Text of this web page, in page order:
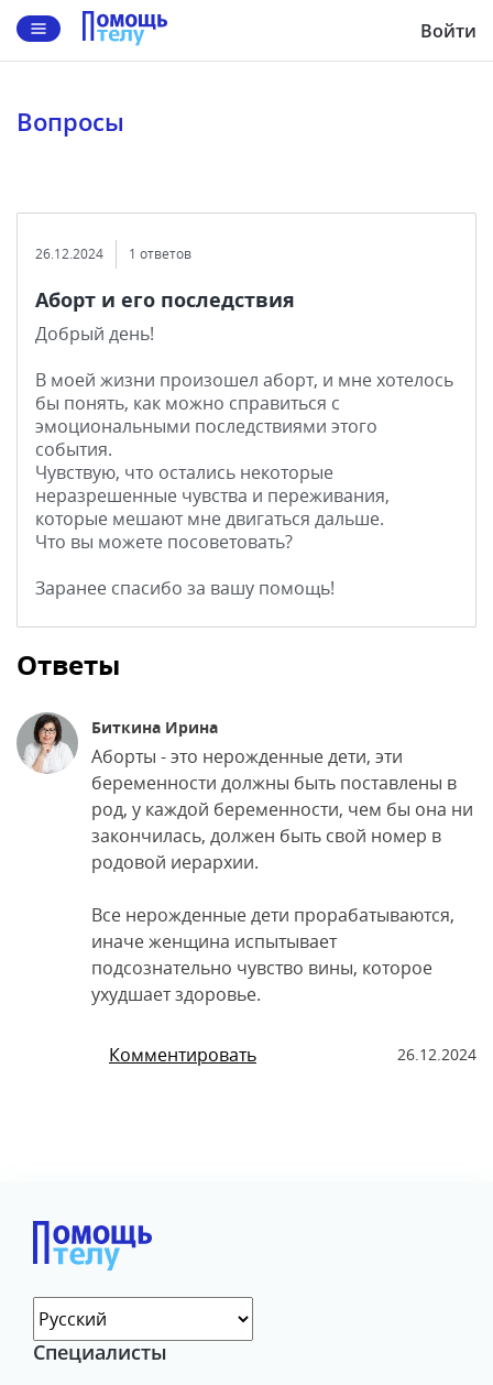
Войти
Вопросы
26.12.2024 1 ответов
Аборт и его последствия
Добрый день!
В моей жизни произошел аборт, и мне хотелось
бы понять, как можно справиться с
эмоциональными последствиями этого
события.
Чувствую, что остались некоторые
неразрешенные чувства и переживания,
которые мешают мне двигаться дальше.
Что вы можете посоветовать?
Заранее спасибо за вашу помощь!
Ответы
Биткина Ирина
Аборты - это нерожденные дети, эти
беременности должны быть поставлены в
род, у каждой беременности, чем бы она ни
закончилась, должен быть свой номер в
родовой иерархии.
Все нерожденные дети прорабатываются,
иначе женщина испытывает
подсознательно чувство вины, которое
ухудшает здоровье.
Комментировать 26.12.2024
Специалисты